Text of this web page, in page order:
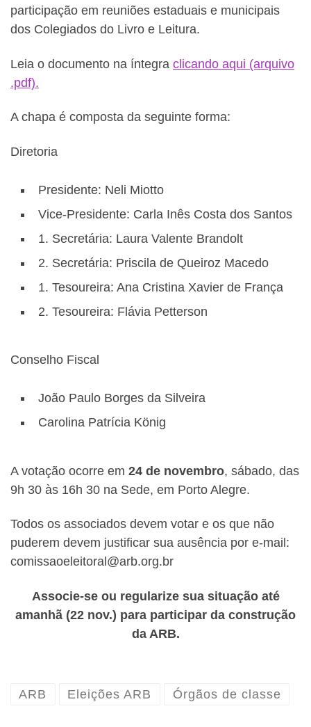
participação em reuniões estaduais e municipais
dos Colegiados do Livro e Leitura.
Leia o documento na íntegra clicando aqui (arquivo
.pdf).
A chapa é composta da seguinte forma:
Diretoria
Presidente: Neli Miotto
Vice-Presidente: Carla Inês Costa dos Santos
1. Secretária: Laura Valente Brandolt
2. Secretária: Priscila de Queiroz Macedo
1. Tesoureira: Ana Cristina Xavier de França
2. Tesoureira: Flávia Petterson
Conselho Fiscal
João Paulo Borges da Silveira
Carolina Patrícia König
A votação ocorre em 24 de novembro, sábado, das
9h 30 às 16h 30 na Sede, em Porto Alegre.
Todos os associados devem votar e os que não
puderem devem justificar sua ausência por e-mail:
comissaoeleitoral@arb.org.br
Associe-se ou regularize sua situação até
amanhã (22 nov.) para participar da construção
da ARB.
ARB Eleições ARB Órgãos de classe